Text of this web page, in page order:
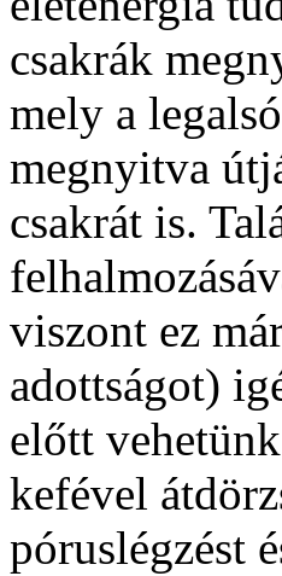
csakrák
mely a
megnyitva
csakrát is.
viszont ez
adottságot)
előtt
kefével
póruslégzést